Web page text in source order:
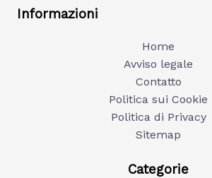
Informazioni
Home
Avviso legale
Contatto
Politica sui Cookie
Politica di Privacy
Sitemap
Categorie